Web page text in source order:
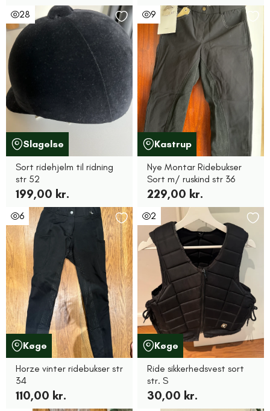
28
Slagelse
Sort ridehjelm til ridning
str 52
199,00 kr.
9
Kastrup
Nye Montar Ridebukser
Sort m/ ruskind str 36
229,00 kr.
6
Køge
Horze vinter ridebukser str
34
110,00 kr.
2
Køge
Ride sikkerhedsvest sort
str. S
30,00 kr.